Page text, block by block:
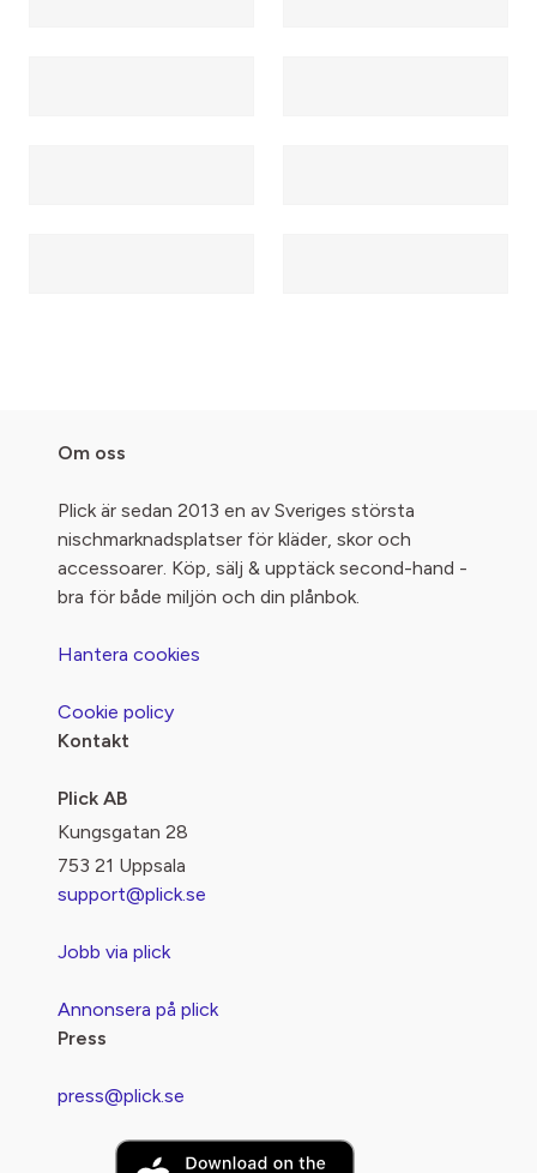
Om oss
Plick är sedan 2013 en av Sveriges största
nischmarknadsplatser för kläder, skor och
accessoarer. Köp, sälj & upptäck second-hand -
bra för både miljön och din plånbok.
Hantera cookies
Cookie policy
Kontakt
Plick AB
Kungsgatan 28
753 21 Uppsala
support@plick.se
Jobb via plick
Annonsera på plick
Press
press@plick.se